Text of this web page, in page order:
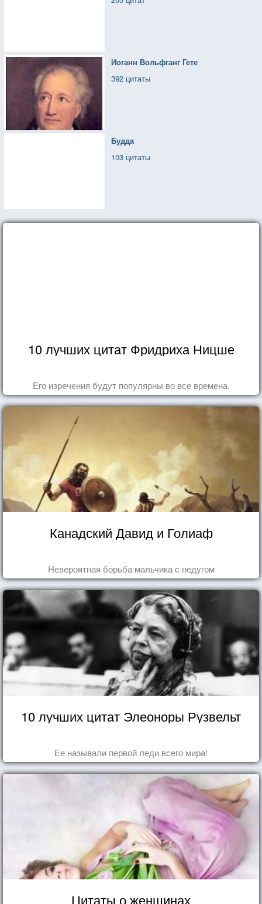
Иоганн Вольфганг Гете
392 цитаты
Будда
103 цитаты
10 лучших цитат Фридриха Ницше
Его изречения будут популярны во все времена.
Канадский Давид и Голиаф
Невероятная борьба мальчика с недугом
10 лучших цитат Элеоноры Рузвельт
Ее называли первой леди всего мира!
Цитаты о женщинах